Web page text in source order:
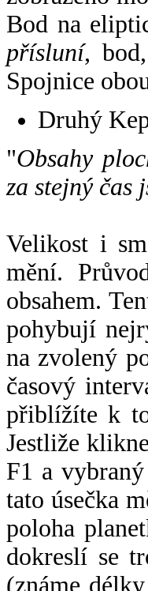
Bod na
přísluní,
Spojnice
Druhý
"Obsahy
za stejný čas
Velikost i
mění.
obsahem.
pohybují
na zvolený
časový
přiblížíte k
Jestliže
F1 a
tato úsečka
poloha
dokreslí se
(známe